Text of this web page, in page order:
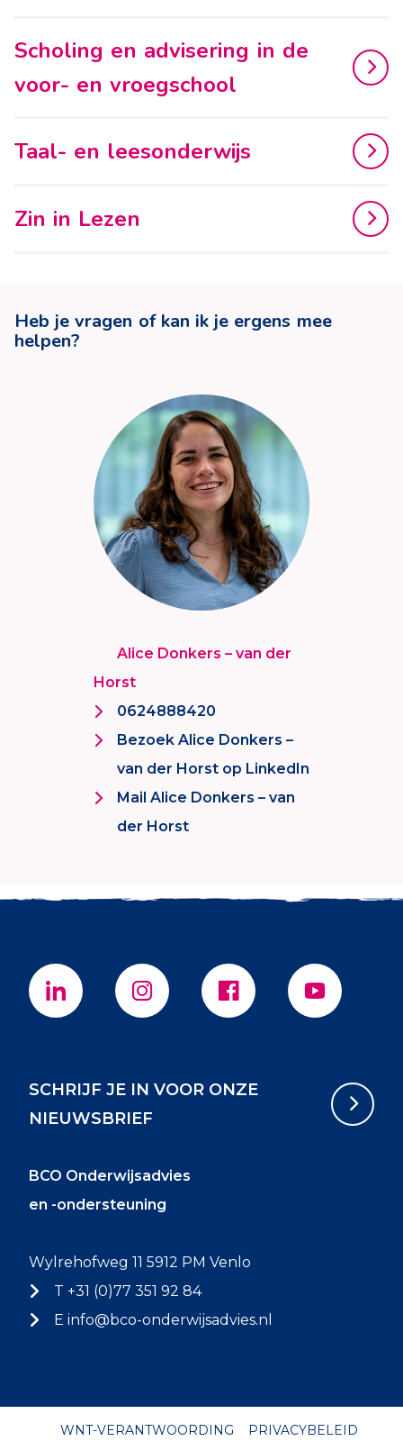
Scholing en advisering in de
voor- en vroegschool
Taal- en leesonderwijs
Zin in Lezen
Heb je vragen of kan ik je ergens mee
helpen?
Alice Donkers – van der
Horst
0624888420
Bezoek Alice Donkers –
van der Horst op LinkedIn
Mail Alice Donkers – van
der Horst
SCHRIJF JE IN VOOR ONZE
NIEUWSBRIEF
BCO Onderwijsadvies
en -ondersteuning
Wylrehofweg 11 5912 PM Venlo
T +31 (0)77 351 92 84
E info@bco-onderwijsadvies.nl
WNT-VERANTWOORDING PRIVACYBELEID